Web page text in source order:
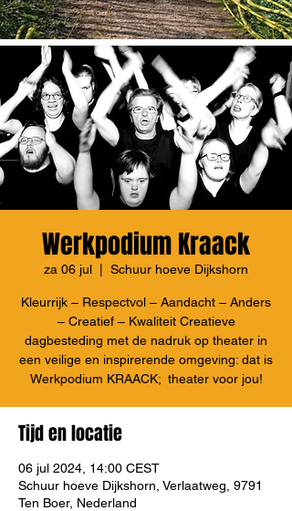
Werkpodium Kraack
za 06 jul Schuur hoeve Dijkshorn
Kleurrijk – Respectvol – Aandacht – Anders
– Creatief – Kwaliteit Creatieve
dagbesteding met de nadruk op theater in
een veilige en inspirerende omgeving: dat is
Werkpodium KRAACK; theater voor jou!
Tijd en locatie
06 jul 2024, 14:00 CEST
Schuur hoeve Dijkshorn, Verlaatweg, 9791
Ten Boer, Nederland